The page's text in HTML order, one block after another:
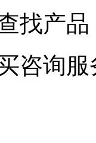
找产品
咨询服